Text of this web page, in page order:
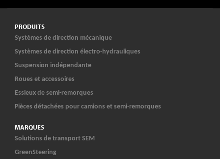
PRODUITS
Systèmes de direction mécanique
Systèmes de direction électro-hydrauliques
Suspension indépendante
Roues et accessoires
Essieux de semi-remorques
Pièces détachées pour camions et semi-remorques
MARQUES
Solutions de transport SEM
GreenSteering